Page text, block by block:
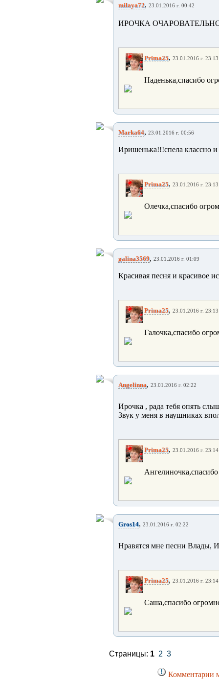
milaya72, 23.01.2016 г. 00:42
ИРОЧКА
Prima25, 23.01.2016 г. 23:13
Наденька,спасибо
Marka64, 23.01.2016 г. 00:56
Иришенька!!!спела классно
Prima25, 23.01.2016 г. 23:13
Олечка,спасибо
galina3569, 23.01.2016 г. 01:09
Красивая песня и красивое
Prima25, 23.01.2016 г. 23:13
Галочка,спасибо
Angelinna, 23.01.2016 г. 02:22
Ирочка , рада тебя опять
Звук у меня в наушниках
Prima25, 23.01.2016 г. 23:14
Gros14, 23.01.2016 г. 02:22
Нравятся мне песни Влады,
Prima25, 23.01.2016 г. 23:14
Саша,спасибо
Страницы: 1 2 3
Комментарии